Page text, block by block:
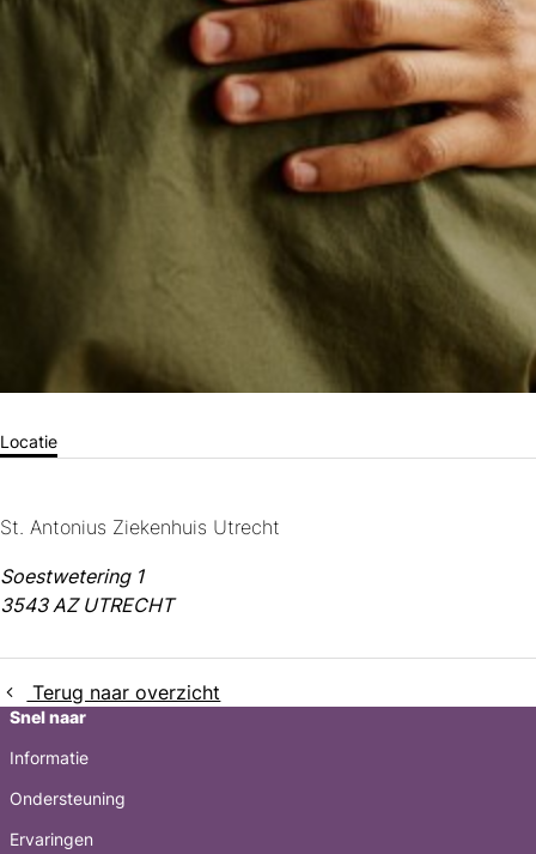
Locatie
St. Antonius Ziekenhuis Utrecht
Soestwetering 1
3543 AZ UTRECHT
Terug naar overzicht
Snel naar
Informatie
Ondersteuning
Ervaringen